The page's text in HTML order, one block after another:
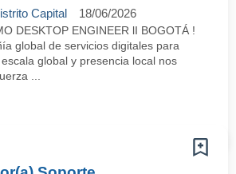
Capital 18/06/2026
DESKTOP ENGINEER lI BOGOTÁ !
global de servicios digitales para
global y presencia local nos
...